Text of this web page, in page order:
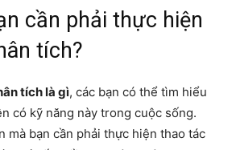
cần phải thực hiện
tích?
tích là gì, các bạn có thể tìm hiểu
có kỹ năng này trong cuộc sống.
mà bạn cần phải thực hiện thao tác